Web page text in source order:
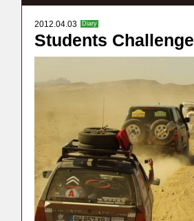
2012.04.03 Diary
Students Challenge